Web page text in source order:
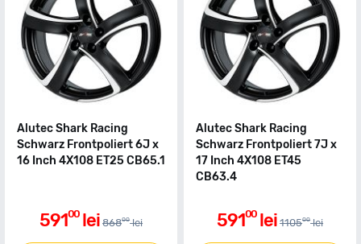
Alutec Shark Racing
Schwarz Frontpoliert 6J x
16 Inch 4X108 ET25 CB65.1
59100 lei 86800 lei
Alutec Shark Racing
Schwarz Frontpoliert 7J x
17 Inch 4X108 ET45
CB63.4
59100 lei 110500 lei